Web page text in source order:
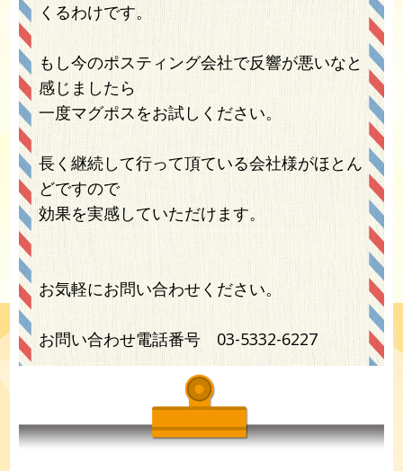
くるわけです。
もし今のポスティング会社で反響が悪いなと
感じましたら
一度マグポスをお試しください。
長く継続して行って頂ている会社様がほとん
どですので
効果を実感していただけます。
お気軽にお問い合わせください。
お問い合わせ電話番号 03-5332-6227